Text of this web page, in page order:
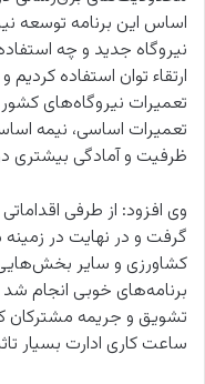
نیروگاه جدید و چه
ارتقاء توان استفاده
تعمیرات نیروگاه‌های کشور
تعمیرات اساسی، نیمه
ظرفیت و آمادگی بیشتری
وی افزود: از طرفی
گرفت و در نهایت در
کشاورزی و سایر
برنامه‌های خوبی انجام
تشویق و جریمه
ساعت کاری ادارت بسیار